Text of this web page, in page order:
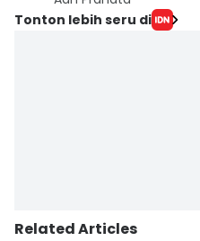
Tonton lebih seru di
Related Articles